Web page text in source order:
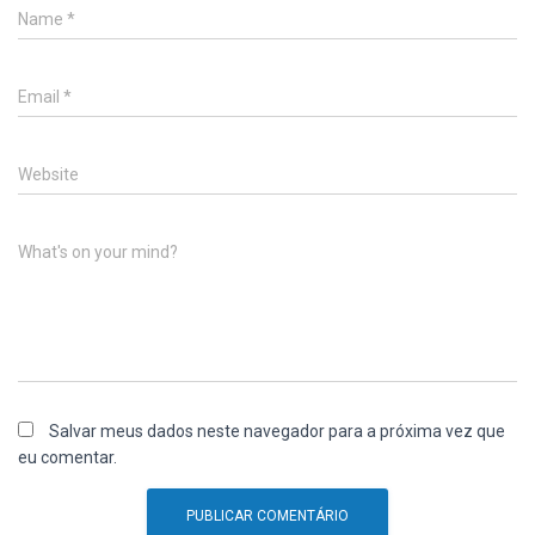
Name *
Email *
Website
What's on your mind?
Salvar meus dados neste navegador para a próxima vez que
eu comentar.